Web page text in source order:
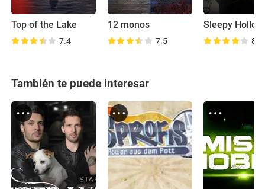
Top of the Lake
7.4
12 monos
7.5
Sleepy Hollow
8.0
También te puede interesar